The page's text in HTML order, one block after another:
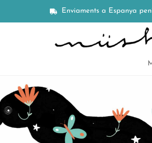
Enviaments a Espanya